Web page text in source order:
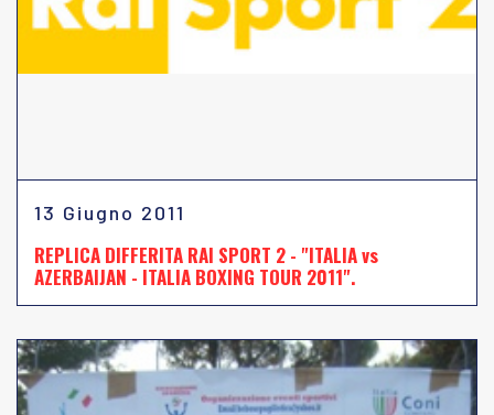
13 Giugno 2011
REPLICA DIFFERITA RAI SPORT 2 - "ITALIA vs
AZERBAIJAN - ITALIA BOXING TOUR 2011".